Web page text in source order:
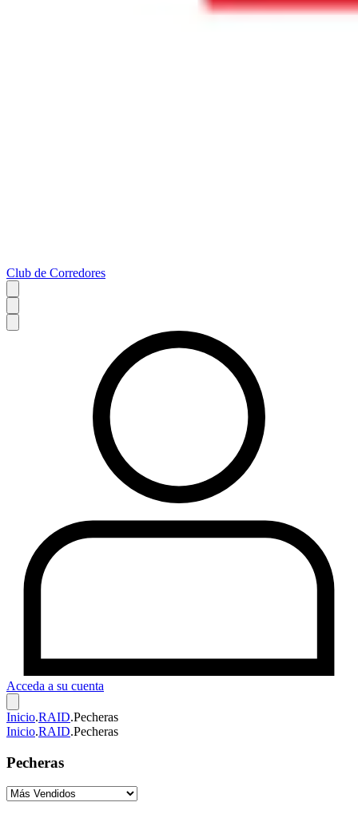
Club de Corredores
Acceda a su cuenta
Inicio.RAID.Pecheras
Inicio.RAID.Pecheras
Pecheras